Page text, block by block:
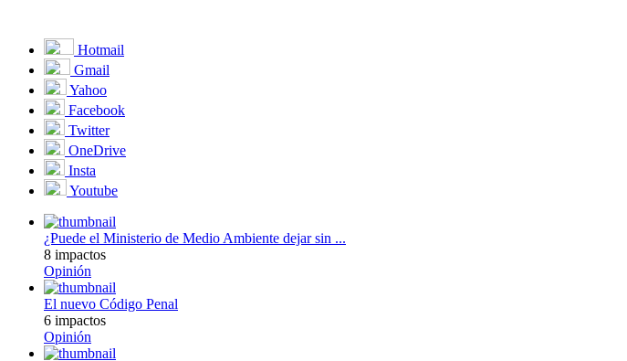
Hotmail
Gmail
Yahoo
Facebook
Twitter
OneDrive
Insta
Youtube
¿Puede el Ministerio de Medio Ambiente dejar sin ...
8 impactos
Opinión
El nuevo Código Penal
6 impactos
Opinión